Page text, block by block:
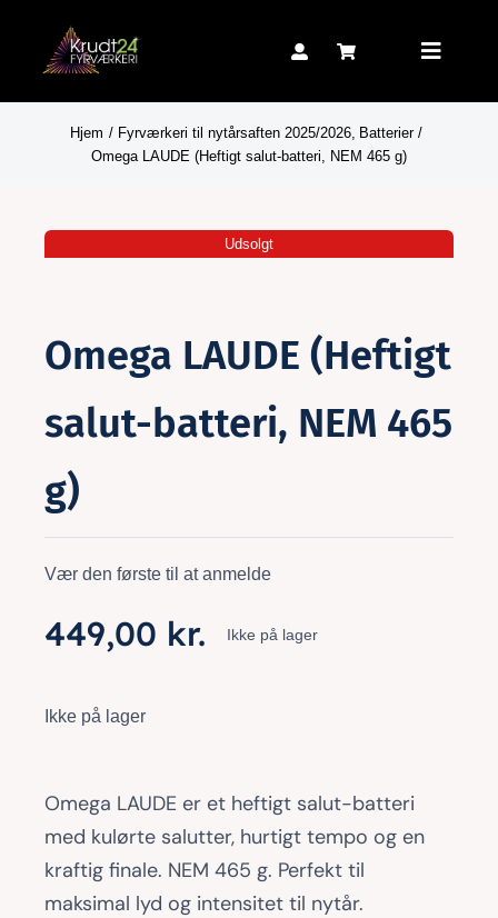
content
Toggle
Hjem Fyrværkeri til nytårsaften 2025/2026 Batterier
Omega LAUDE (Heftigt salut-batteri, NEM 465 g)
Udsolgt Nyhed!
Omega LAUDE (Heftigt
salut-batteri, NEM 465
g)
Vær den første til at anmelde
449,00 kr. Ikke på lager
Ikke på lager
Omega LAUDE er et heftigt salut-batteri
med kulørte salutter, hurtigt tempo og en
kraftig finale. NEM 465 g. Perfekt til
maksimal lyd og intensitet til nytår.